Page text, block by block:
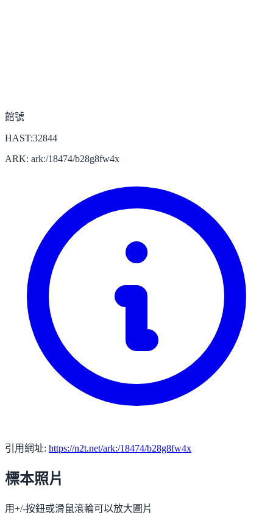
館號
HAST:32844
ARK: ark:/18474/b28g8fw4x
引用網址: https://n2t.net/ark:/18474/b28g8fw4x
標本照片
用+/-按鈕或滑鼠滾輪可以放大圖片